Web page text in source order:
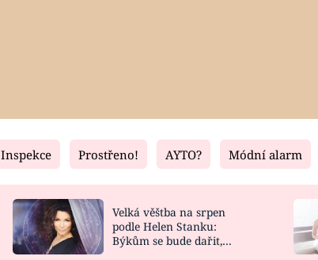
Fresh
NOVINKY
VIDEORECEPTY
Living
DESIGN
Inspekce Prostřeno! AYTO? Módní alarm
Velká věštba na srpen
podle Helen Stanku:
Býkům se bude dařit,